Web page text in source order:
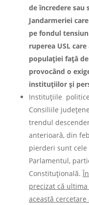
de încredere sau
Jandarmeriei
pe fondul
ruperea USL
populației față
provocând o
instituțiilor și
Instituțiile
Consiliile
trendul
anterioară, din
pierderi sunt
Parlamentul,
Constituțională.
precizat că
această